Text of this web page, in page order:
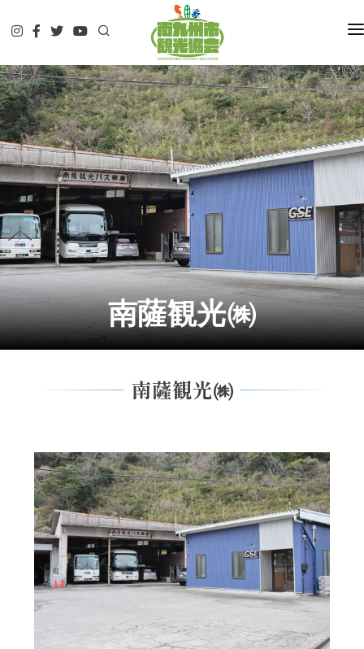
HOME
観て
遊んで
食べて
泊まって
やってみる
調べる
ガイド予約▷
予約・問合せ・パンフ
交通関連
南薩観光㈱
南薩観光㈱